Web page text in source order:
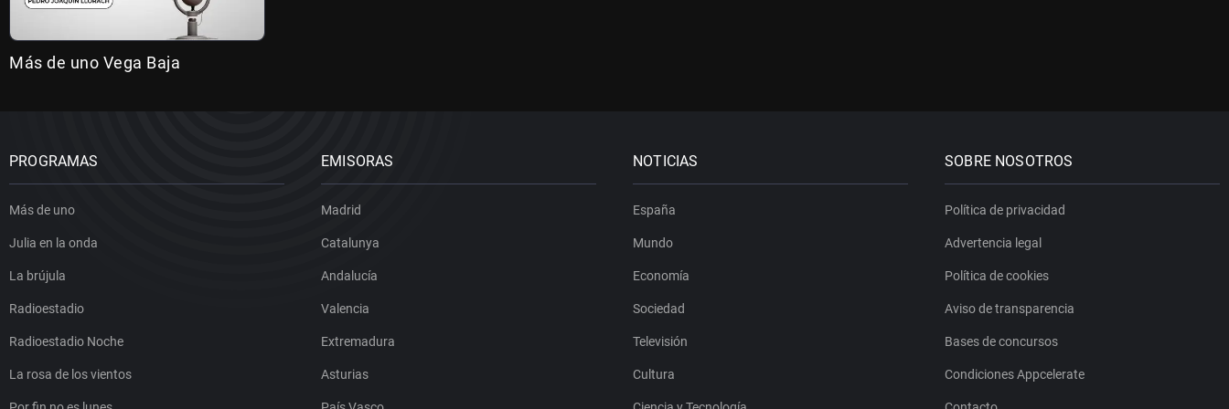
Más de uno Vega Baja
PROGRAMAS
Más de uno
Julia en la onda
La brújula
Radioestadio
Radioestadio Noche
La rosa de los vientos
EMISORAS
Madrid
Catalunya
Andalucía
Valencia
Extremadura
Asturias
NOTICIAS
España
Mundo
Economía
Sociedad
Televisión
Cultura
SOBRE NOSOTROS
Política de privacidad
Advertencia legal
Política de cookies
Aviso de transparencia
Bases de concursos
Condiciones Appcelerate